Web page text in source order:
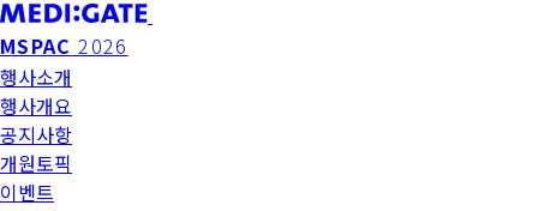
MSPAC 2026
행사소개
행사개요
공지사항
개원토픽
이벤트